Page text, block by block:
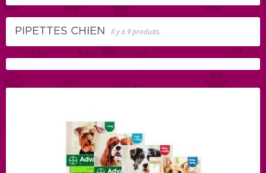
PIPETTES CHIEN Il y a 9 produits.